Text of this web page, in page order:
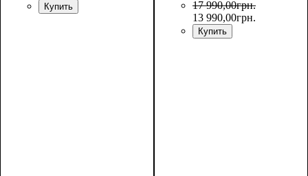
Купить 17 990,00грн.
13 990,00грн.
Купить